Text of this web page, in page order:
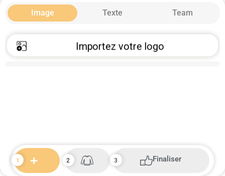
Finaliser
Image Texte Team
Importez votre logo